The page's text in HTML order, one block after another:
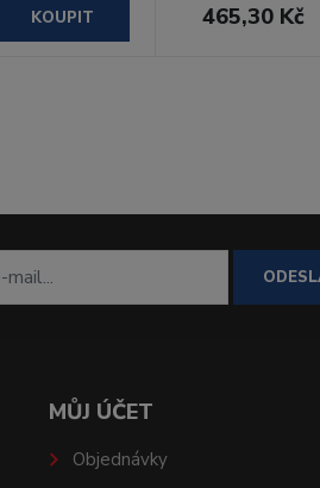
KOUPIT 465,30 Kč
MŮJ ÚČET
Objednávky